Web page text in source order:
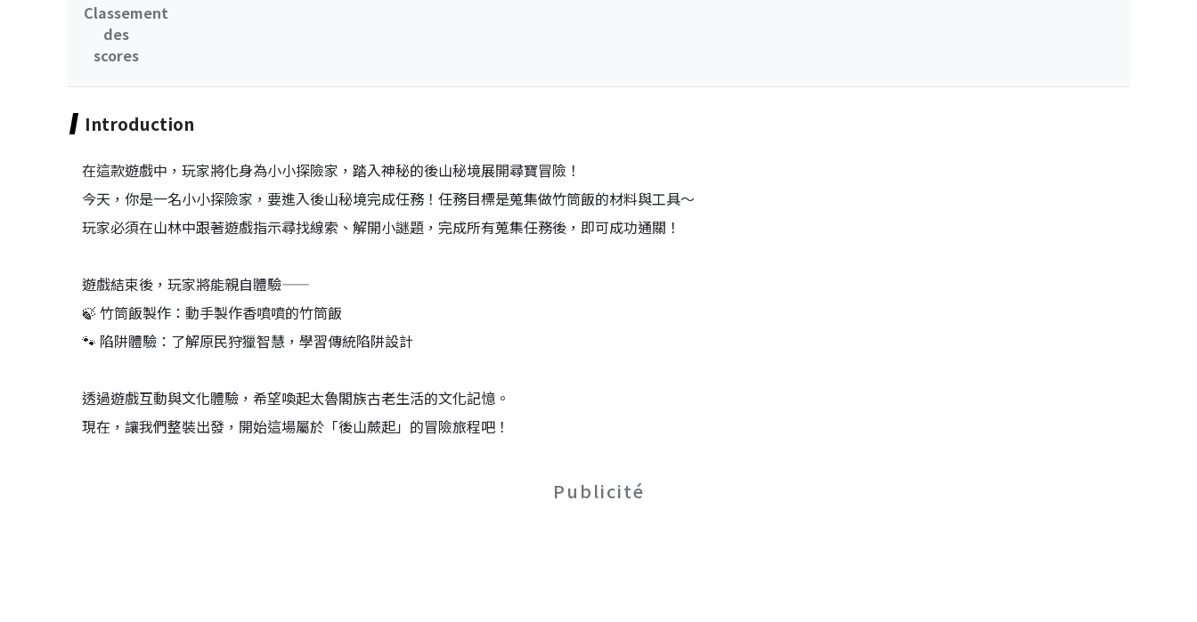
Classement
des
scores
Introduction
在這款遊戲中，玩家將化身為小小探險家，踏入神秘的後山秘境展開尋寶冒險！
今天，你是一名小小探險家，要進入後山秘境完成任務！任務目標是蒐集做竹筒飯的材料與工具～
玩家必須在山林中跟著遊戲指示尋找線索、解開小謎題，完成所有蒐集任務後，即可成功通關！
遊戲結束後，玩家將能親自體驗——
🍃 竹筒飯製作：動手製作香噴噴的竹筒飯
🐾 陷阱體驗：了解原民狩獵智慧，學習傳統陷阱設計
透過遊戲互動與文化體驗，希望喚起太魯閣族古老生活的文化記憶。
現在，讓我們整裝出發，開始這場屬於「後山蕨起」的冒險旅程吧！
Publicité